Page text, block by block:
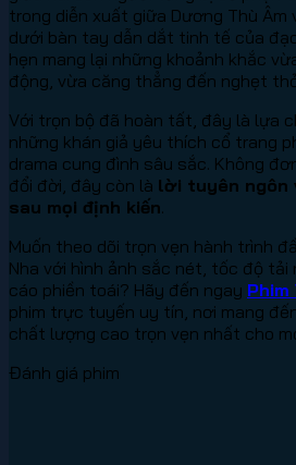
trong diễn xuất giữa Dương Thù Âm
dưới bàn tay dẫn dắt tinh tế của
hẹn mang lại những khoảnh khắc
động, vừa căng thẳng đến nghẹt
Với trọn bộ đã hoàn tất, đây là lựa
những khán giả yêu thích cổ trang
drama cung đình sâu sắc. Không
đổi đời, đây còn là lời tuyên ngôn
sau mọi định kiến.
Muốn theo dõi trọn vẹn hành trình
Nha với hình ảnh sắc nét, tốc độ tải
cáo phiền toái? Hãy đến ngay Phim
phim trực tuyến uy tín, nơi mang
chất lượng cao trọn vẹn nhất cho
Đánh giá phim